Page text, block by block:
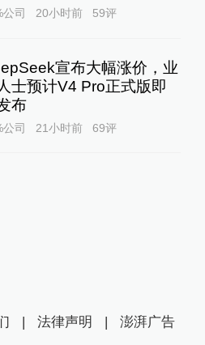
公司 20小时前 59评
宣布大幅涨价，业
士预计V4 Pro正式版即
布
公司 21小时前 69评
| 法律声明 | 澎湃广告